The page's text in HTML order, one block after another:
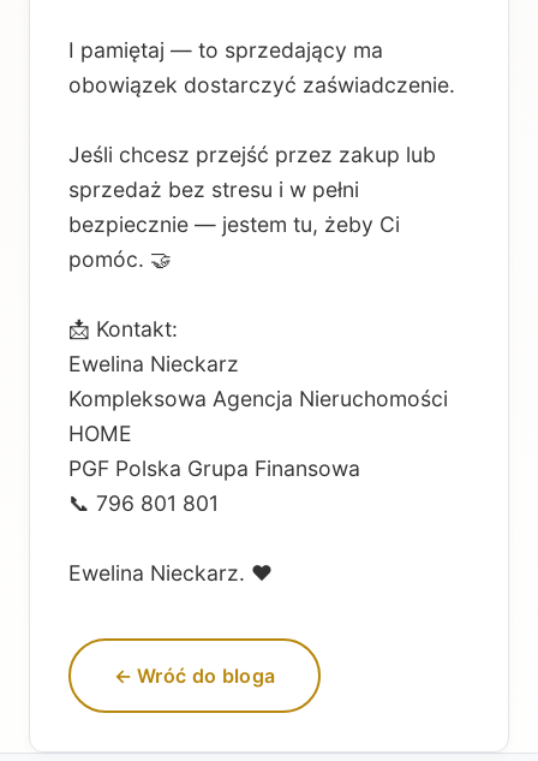
I pamiętaj — to sprzedający ma
obowiązek dostarczyć zaświadczenie.
Jeśli chcesz przejść przez zakup lub
sprzedaż bez stresu i w pełni
bezpiecznie — jestem tu, żeby Ci
pomóc. 🤝
📩 Kontakt:
Ewelina Nieckarz
Kompleksowa Agencja Nieruchomości
HOME
PGF Polska Grupa Finansowa
📞 796 801 801
Ewelina Nieckarz. ❤️
← Wróć do bloga